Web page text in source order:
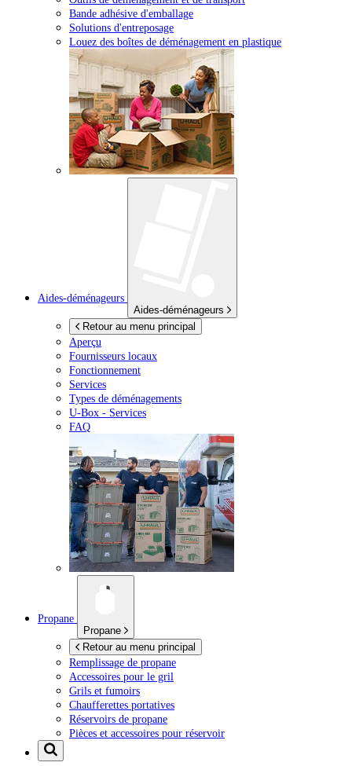
Bande adhésive d'emballage
Solutions d'entreposage
Louez des boîtes de déménagement en plastique
Aides-déménageurs
Aides-déménageurs
Retour au menu principal
Aperçu
Fournisseurs locaux
Fonctionnement
Services
Types de déménagements
U-Box - Services
FAQ
Propane
Propane
Retour au menu principal
Remplissage de propane
Accessoires pour le gril
Grils et fumoirs
Chaufferettes portatives
Réservoirs de propane
Pièces et accessoires pour réservoir